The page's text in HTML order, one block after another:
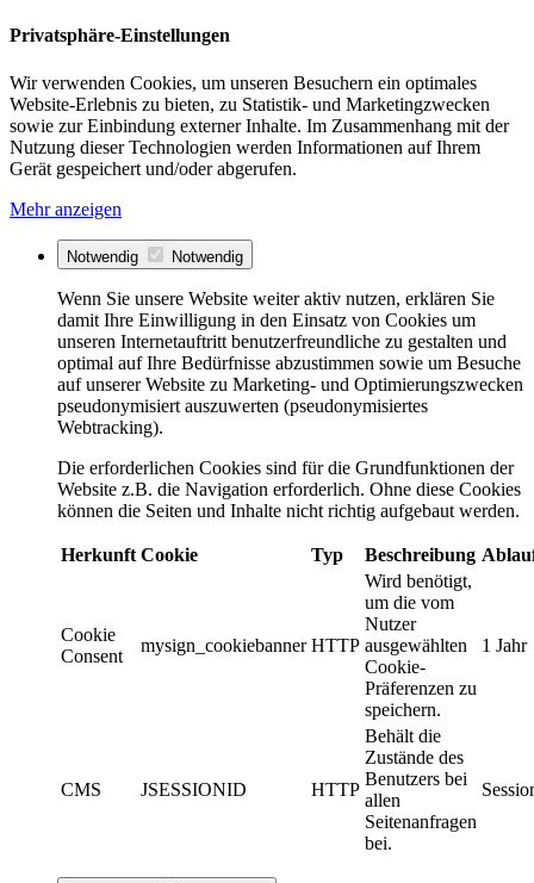
Privatsphäre-Einstellungen
Wir verwenden Cookies, um unseren Besuchern ein optimales
Website-Erlebnis zu bieten, zu Statistik- und Marketingzwecken
sowie zur Einbindung externer Inhalte. Im Zusammenhang mit der
Nutzung dieser Technologien werden Informationen auf Ihrem
Gerät gespeichert und/oder abgerufen.
Mehr anzeigen
Notwendig Notwendig
Wenn Sie unsere Website weiter aktiv nutzen, erklären Sie
damit Ihre Einwilligung in den Einsatz von Cookies um
unseren Internetauftritt benutzerfreundliche zu gestalten und
optimal auf Ihre Bedürfnisse abzustimmen sowie um Besuche
auf unserer Website zu Marketing- und Optimierungszwecken
pseudonymisiert auszuwerten (pseudonymisiertes
Webtracking).
Die erforderlichen Cookies sind für die Grundfunktionen der
Website z.B. die Navigation erforderlich. Ohne diese Cookies
können die Seiten und Inhalte nicht richtig aufgebaut werden.
Herkunft Cookie Typ Beschreibung
Cookie
Consent
mysign_cookiebanner HTTP
Wird benötigt,
um die vom
Nutzer
ausgewählten
Cookie-
Präferenzen zu
speichern.
1 Jahr
CMS JSESSIONID HTTP
Behält die
Zustände des
Benutzers bei
allen
Seitenanfragen
bei.